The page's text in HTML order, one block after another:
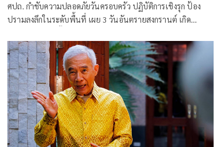
ศปถ. กำชับความปลอดภัยวันครอบครัว ปฏิบัติการเชิงรุก ป้อง
ปรามลงลึกในระดับพื้นที่ เผย 3 วันอันตรายสงกรานต์ เกิด